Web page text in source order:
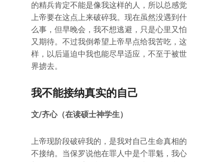
的精兵肯定不能是像我这样的人，所以总感觉
上帝要在这点上来破碎我。现在虽然没遇到什
么事，但早晚会，我不想逃避，只是心里又怕
又期待。不过我倒希望上帝早点给我苦吃，这
样，以后逼迫中我也能尽早适应，不至于被世
界掳去。
我不能接纳真实的自己
文/齐心（在读硕士神学生）
上帝现阶段破碎我的，是我对自己生命真相的
不接纳。当保罗说他在罪人中是个罪魁，我心